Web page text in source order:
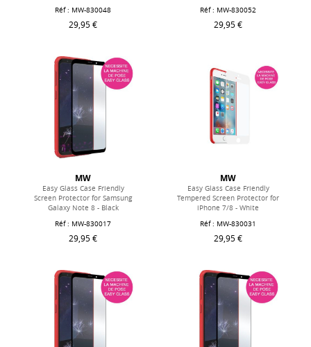
Réf : MW-830048
29,95 €
Réf : MW-830052
29,95 €
MW
Easy Glass Case Friendly
Screen Protector for Samsung
Galaxy Note 8 - Black
Réf : MW-830017
29,95 €
MW
Easy Glass Case Friendly
Tempered Screen Protector for
iPhone 7/8 - White
Réf : MW-830031
29,95 €